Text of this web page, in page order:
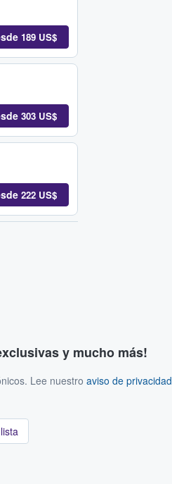
189 US$
303 US$
222 US$
y mucho más!
Lee nuestro aviso de privacidad